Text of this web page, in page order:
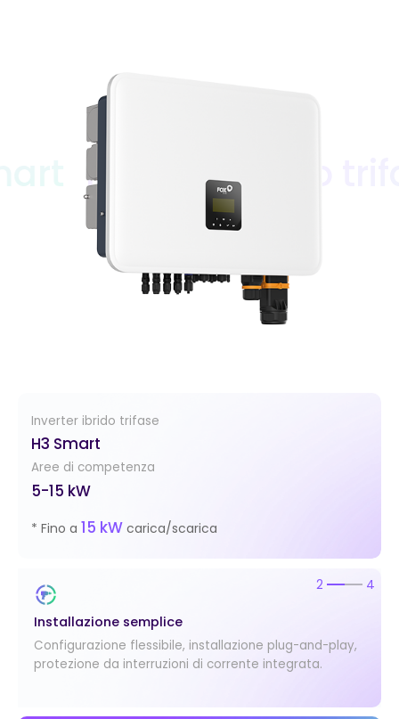
Inverter ibrido trifase
H3 Smart
Aree di competenza
5-15 kW
* Fino a 15 kW carica/scarica
Installazione semplice
Configurazione flessibile, installazione plug-and-play,
protezione da interruzioni di corrente integrata.
2 4
Inverter ibrido trifase